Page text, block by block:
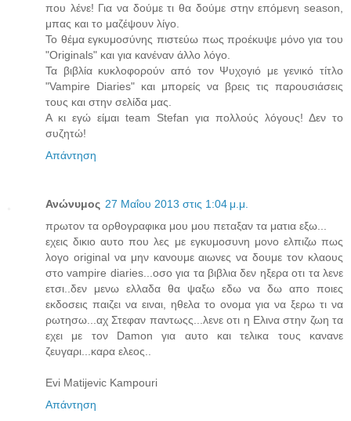
που λένε! Για να δούμε τι θα δούμε στην επόμενη season,
μπας και το μαζέψουν λίγο.
Το θέμα εγκυμοσύνης πιστεύω πως προέκυψε μόνο για του
"Originals" και για κανέναν άλλο λόγο.
Τα βιβλία κυκλοφορούν από τον Ψυχογιό με γενικό τίτλο
"Vampire Diaries" και μπορείς να βρεις τις παρουσιάσεις
τους και στην σελίδα μας.
Α κι εγώ είμαι team Stefan για πολλούς λόγους! Δεν το
συζητώ!
Απάντηση
Ανώνυμος 27 Μαΐου 2013 στις 1:04 μ.μ.
πρωτον τα ορθογραφικα μου μου πεταξαν τα ματια εξω...
εχεις δικιο αυτο που λες με εγκυμοσυνη μονο ελπιζω πως
λογο original να μην κανουμε αιωνες να δουμε τον κλαους
στο vampire diaries...οσο για τα βιβλια δεν ηξερα οτι τα λενε
ετσι..δεν μενω ελλαδα θα ψαξω εδω να δω απο ποιες
εκδοσεις παιζει να ειναι, ηθελα το ονομα για να ξερω τι να
ρωτησω...αχ Στεφαν παντωςς...λενε οτι η Ελινα στην ζωη τα
εχει με τον Damon για αυτο και τελικα τους κανανε
ζευγαρι...καρα ελεος..
Evi Matijevic Kampouri
Απάντηση